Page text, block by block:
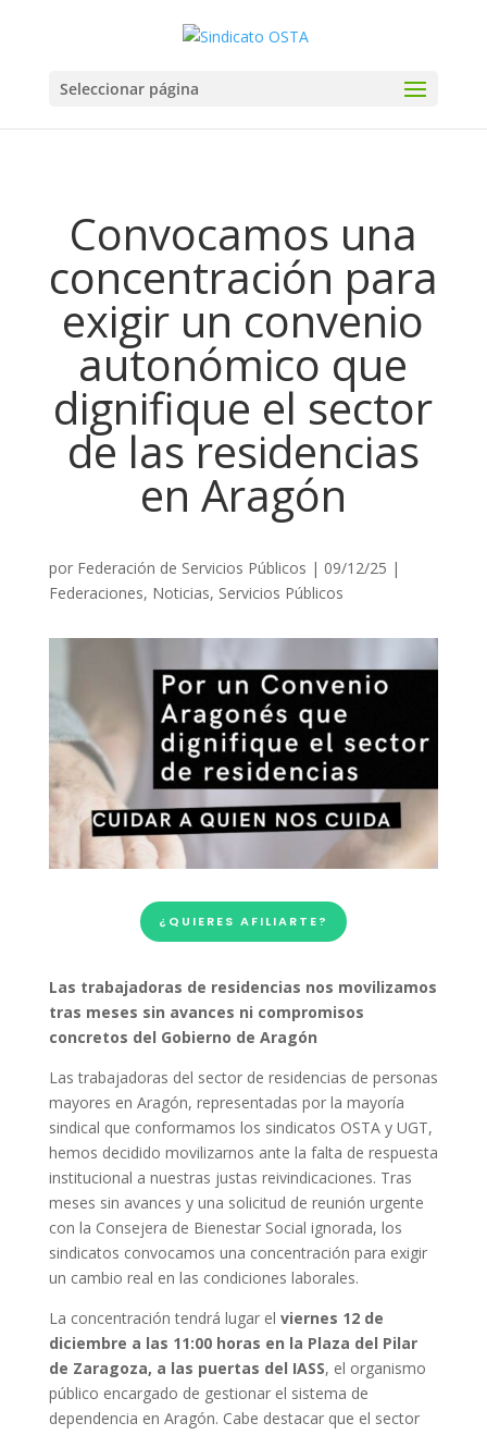
Seleccionar página
Convocamos una
concentración para
exigir un convenio
autonómico que
dignifique el sector
de las residencias
en Aragón
por Federación de Servicios Públicos | 09/12/25 |
Federaciones, Noticias, Servicios Públicos
¿QUIERES AFILIARTE?
Las trabajadoras de residencias nos movilizamos
tras meses sin avances ni compromisos
concretos del Gobierno de Aragón
Las trabajadoras del sector de residencias de personas
mayores en Aragón, representadas por la mayoría
sindical que conformamos los sindicatos OSTA y UGT,
hemos decidido movilizarnos ante la falta de respuesta
institucional a nuestras justas reivindicaciones. Tras
meses sin avances y una solicitud de reunión urgente
con la Consejera de Bienestar Social ignorada, los
sindicatos convocamos una concentración para exigir
un cambio real en las condiciones laborales.
La concentración tendrá lugar el viernes 12 de
diciembre a las 11:00 horas en la Plaza del Pilar
de Zaragoza, a las puertas del IASS, el organismo
público encargado de gestionar el sistema de
dependencia en Aragón. Cabe destacar que el sector